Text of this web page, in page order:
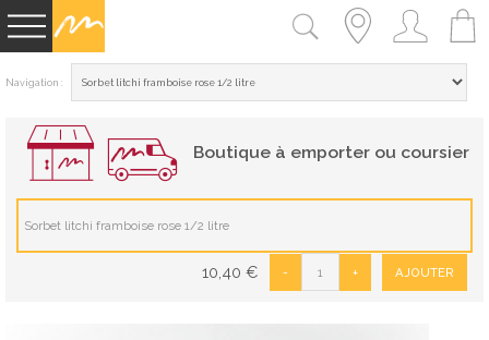
Navigation :
Boutique à emporter ou coursier
Sorbet litchi framboise rose 1/2 litre
10,40 € - + AJOUTER